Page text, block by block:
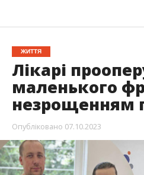
ЖИТТЯ
Лікарі
маленького
незрощенням
Опубліковано 07.10.2023